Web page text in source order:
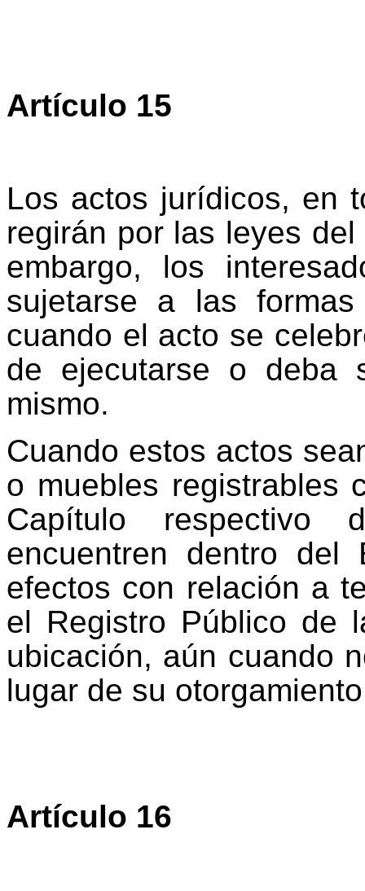
Artículo 15
Los actos jurídicos, en
regirán por las leyes
embargo, los
sujetarse a las
cuando el acto se
de ejecutarse o deba
mismo.
Cuando estos actos
o muebles registrables
Capítulo
encuentren dentro del
efectos con relación a
el Registro Público de
ubicación, aún cuando
lugar de su
Artículo 16